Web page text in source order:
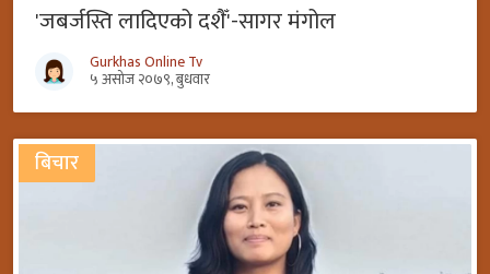
'जबर्जस्ति लादिएको दशैँ'-सागर मंगोल
Gurkhas Online Tv
५ असोज २०७९, बुधवार
बिचार